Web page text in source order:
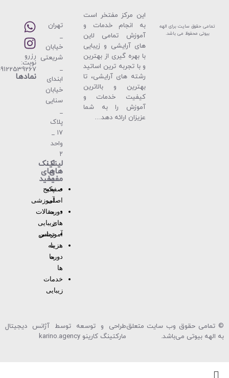
تمامی حقوق سایت برای الهه
بیوتی محفوظ می باشد.
این مركز مفتخر است
به انجام خدمات و
آموزش تمامی لاین
های آرایشی و زیبایی
با بهره گیری از بهترین
و با تجربه ترین اساتید
رشته های آرایشی، تا
بهترین و بالاترین
كیفیت خدمات و
آموزش را به شما
عزیزان ارائه دهد…
تهران
_
خیابان
شریعتی
_
ابندای
خیابان
سنایی
_
پلاک
۱۷ _
واحد
۲
لینک
های
مفید
صفحه
اصلی
دوره
های
آموزشی
هزینه
دوره
ها
خدمات
زیبایی
لینک
های
مفید
پکیج
آموزشی
مقالات
زیبایی
تماس
با
ما
رزرو
نوبت:
نمادها
© تمامی حقوق وب سایت متعلق
به الهه بیوتی می‌باشد.
طراحی و توسعه توسط آژانس دیجیتال
مارکتینگ کارینو karino.agency